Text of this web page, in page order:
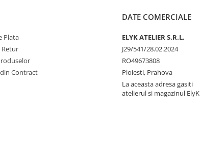
Plata
Retur
Contract
DATE COMERCIALE
ELYK ATELIER S.R.L.
J29/541/28.02.2024
RO49673808
Ploiesti, Prahova
La aceasta adresa gasiti
atelierul si magazinul ElyK